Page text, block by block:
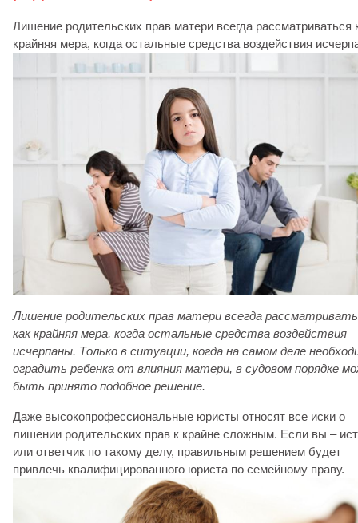
Лишение родительских прав матери всегда рассматриваться
крайняя мера, когда остальные средства воздействия
Лишение родительских прав матери всегда
как крайняя мера, когда остальные средства воздействия
исчерпаны. Только в ситуации, когда на самом деле
оградить ребенка от влияния матери, в судовом порядке
быть принято подобное решение.
Даже высокопрофессиональные юристы относят все иски о
лишении родительских прав к крайне сложным. Если вы –
или ответчик по такому делу, правильным решением будет
привлечь квалифицированного юриста по семейному праву.